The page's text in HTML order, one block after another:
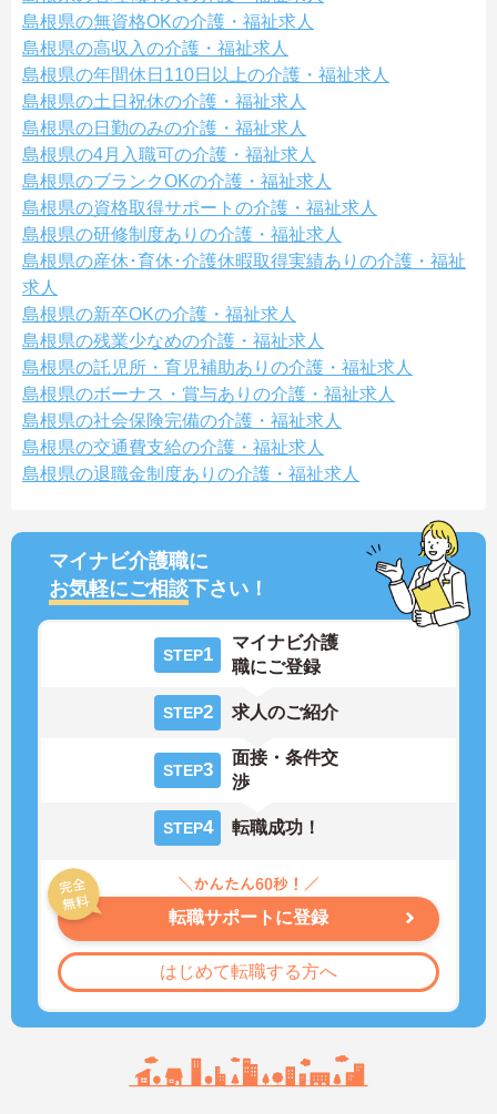
島根県の無資格OKの介護・福祉求人
島根県の高収入の介護・福祉求人
島根県の年間休日110日以上の介護・福祉求人
島根県の土日祝休の介護・福祉求人
島根県の日勤のみの介護・福祉求人
島根県の4月入職可の介護・福祉求人
島根県のブランクOKの介護・福祉求人
島根県の資格取得サポートの介護・福祉求人
島根県の研修制度ありの介護・福祉求人
島根県の産休･育休･介護休暇取得実績ありの介護・福祉
求人
島根県の新卒OKの介護・福祉求人
島根県の残業少なめの介護・福祉求人
島根県の託児所・育児補助ありの介護・福祉求人
島根県のボーナス・賞与ありの介護・福祉求人
島根県の社会保険完備の介護・福祉求人
島根県の交通費支給の介護・福祉求人
島根県の退職金制度ありの介護・福祉求人
マイナビ介護職に
お気軽にご相談下さい！
STEP1
マイナビ介護
職にご登録
STEP2 求人のご紹介
STEP3
面接・条件交
渉
STEP4 転職成功！
転職サポートに登録
はじめて転職する方へ